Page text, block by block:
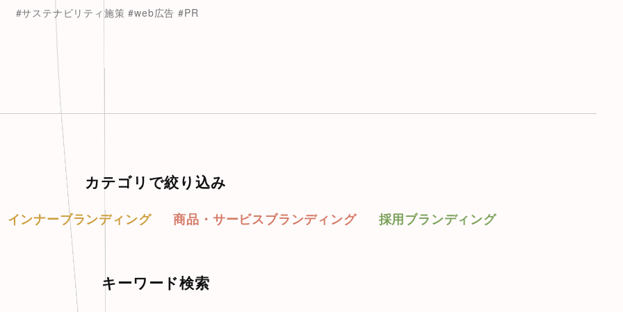
#サステナビリティ施策 #web広告 #PR
カテゴリで絞り込み
インナーブランディング 商品・サービスブランディング 採用ブランディング
キーワード検索